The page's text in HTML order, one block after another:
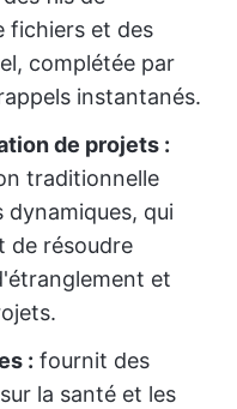
fichiers et des
complétée par
instantanés.
de projets :
traditionnelle
dynamiques, qui
de résoudre
et
: fournit des
la santé et les